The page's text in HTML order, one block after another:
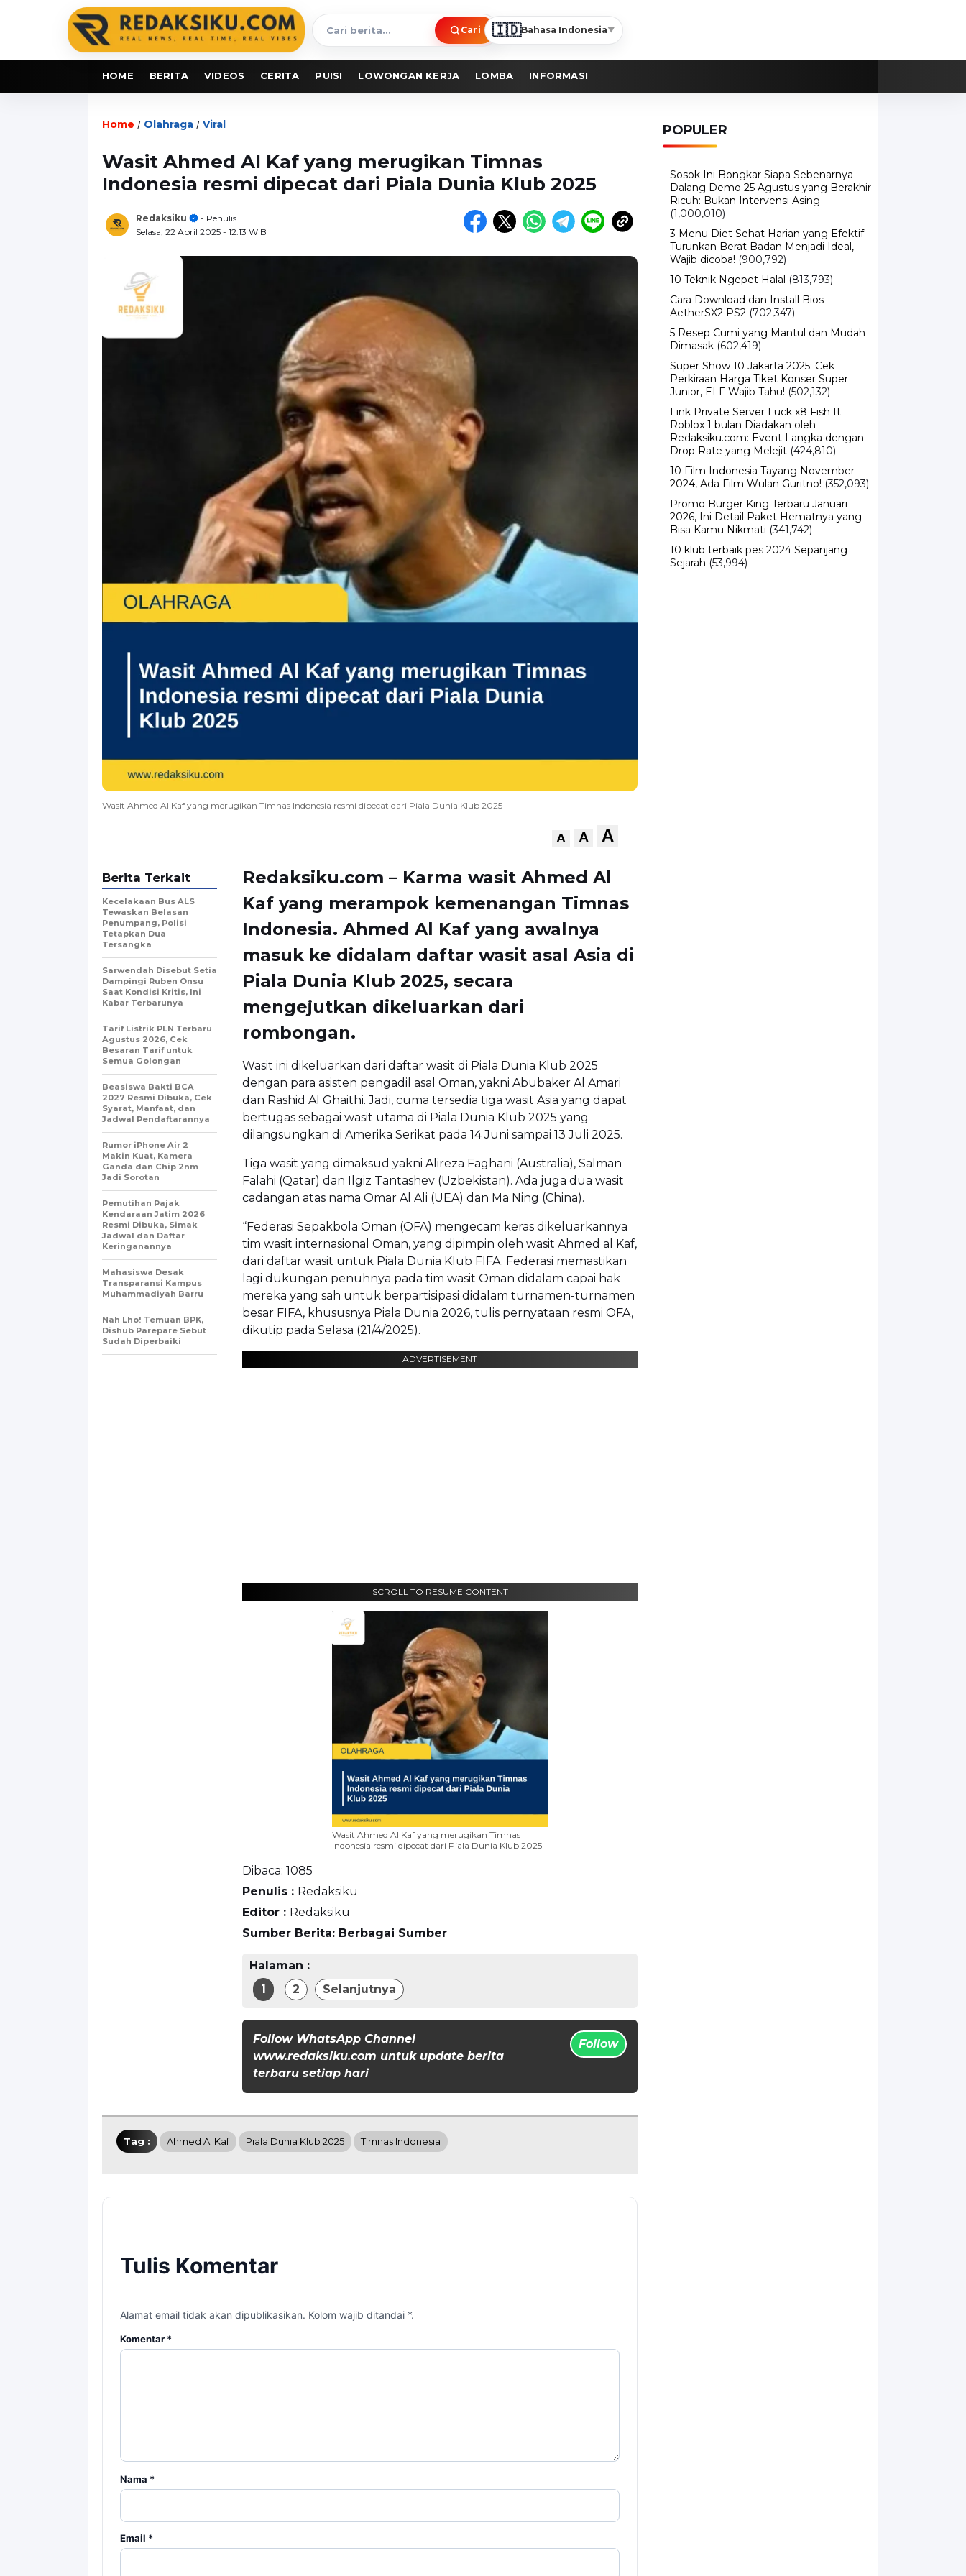
Cari
berita
Cari 🇮🇩Bahasa Indonesia▼
HOME BERITA VIDEOS CERITA PUISI LOWONGAN KERJA LOMBA INFORMASI
Home / Olahraga / Viral
Wasit Ahmed Al Kaf yang merugikan Timnas
Indonesia resmi dipecat dari Piala Dunia Klub 2025
Redaksiku
- Penulis
Selasa, 22 April 2025 - 12:13 WIB
Wasit Ahmed Al Kaf yang merugikan Timnas Indonesia resmi dipecat dari Piala Dunia Klub 2025
A A A
Redaksiku.com – Karma wasit Ahmed Al
Kaf yang merampok kemenangan Timnas
Indonesia. Ahmed Al Kaf yang awalnya
masuk ke didalam daftar wasit asal Asia di
Piala Dunia Klub 2025, secara
mengejutkan dikeluarkan dari
rombongan.
Wasit ini dikeluarkan dari daftar wasit di Piala Dunia Klub 2025
dengan para asisten pengadil asal Oman, yakni Abubaker Al Amari
dan Rashid Al Ghaithi. Jadi, cuma tersedia tiga wasit Asia yang dapat
bertugas sebagai wasit utama di Piala Dunia Klub 2025 yang
dilangsungkan di Amerika Serikat pada 14 Juni sampai 13 Juli 2025.
Tiga wasit yang dimaksud yakni Alireza Faghani (Australia), Salman
Falahi (Qatar) dan Ilgiz Tantashev (Uzbekistan). Ada juga dua wasit
cadangan atas nama Omar Al Ali (UEA) dan Ma Ning (China).
“Federasi Sepakbola Oman (OFA) mengecam keras dikeluarkannya
tim wasit internasional Oman, yang dipimpin oleh wasit Ahmed al Kaf,
dari daftar wasit untuk Piala Dunia Klub FIFA. Federasi memastikan
lagi dukungan penuhnya pada tim wasit Oman didalam capai hak
mereka yang sah untuk berpartisipasi didalam turnamen-turnamen
besar FIFA, khususnya Piala Dunia 2026, tulis pernyataan resmi OFA,
dikutip pada Selasa (21/4/2025).
ADVERTISEMENT
SCROLL TO RESUME CONTENT
Wasit Ahmed Al Kaf yang merugikan Timnas
Indonesia resmi dipecat dari Piala Dunia Klub 2025
Dibaca: 1085
Penulis : Redaksiku
Editor : Redaksiku
Sumber Berita: Berbagai Sumber
Halaman :
1
2 Selanjutnya
Follow WhatsApp Channel
www.redaksiku.com untuk update berita
terbaru setiap hari
Follow
Berita Terkait
Kecelakaan Bus ALS
Tewaskan Belasan
Penumpang, Polisi
Tetapkan Dua
Tersangka
Sarwendah Disebut Setia
Dampingi Ruben Onsu
Saat Kondisi Kritis, Ini
Kabar Terbarunya
Tarif Listrik PLN Terbaru
Agustus 2026, Cek
Besaran Tarif untuk
Semua Golongan
Beasiswa Bakti BCA
2027 Resmi Dibuka, Cek
Syarat, Manfaat, dan
Jadwal Pendaftarannya
Rumor iPhone Air 2
Makin Kuat, Kamera
Ganda dan Chip 2nm
Jadi Sorotan
Pemutihan Pajak
Kendaraan Jatim 2026
Resmi Dibuka, Simak
Jadwal dan Daftar
Keringanannya
Mahasiswa Desak
Transparansi Kampus
Muhammadiyah Barru
Nah Lho! Temuan BPK,
Dishub Parepare Sebut
Sudah Diperbaiki
Tag : Ahmed Al Kaf Piala Dunia Klub 2025 Timnas Indonesia
Tulis Komentar
Alamat email tidak akan dipublikasikan. Kolom wajib ditandai *.
Komentar *
Nama *
Email *
Ricuh: Bukan Intervensi Asing
(1,000,010)
3 Menu Diet Sehat Harian yang Efektif
Wajib dicoba! (900,792)
10 Teknik Ngepet Halal
Cara Download dan Install Bios
5 Resep Cumi yang Mantul dan Mudah
Super Show 10 Jakarta 2025: Cek
Junior, ELF Wajib Tahu! (502,132)
Link Private Server Luck x8 Fish It
Redaksiku.com: Event Langka dengan
Drop Rate yang Melejit (424,810)
10 Film Indonesia Tayang November
Promo Burger King Terbaru Januari
Bisa Kamu Nikmati
(341,742)
10 klub terbaik pes 2024 Sepanjang